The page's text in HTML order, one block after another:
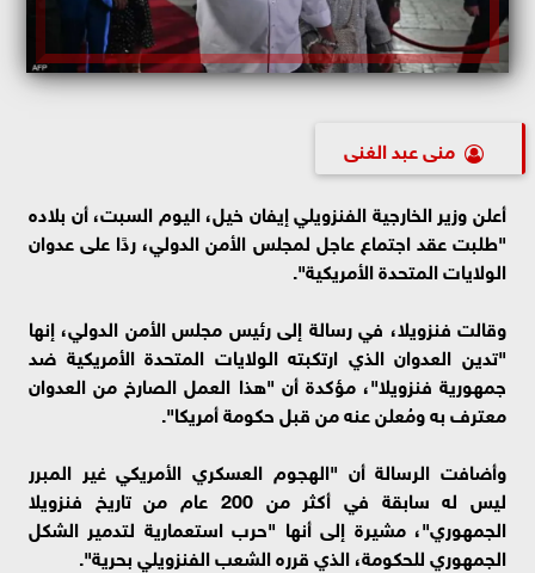
منى عبد الغنى
أعلن وزير الخارجية الفنزويلي إيفان خيل، اليوم السبت، أن بلاده
"طلبت عقد اجتماع عاجل لمجلس الأمن الدولي، ردًا على عدوان
الولايات المتحدة الأمريكية".
وقالت فنزويلا، في رسالة إلى رئيس مجلس الأمن الدولي، إنها
"تدين العدوان الذي ارتكبته الولايات المتحدة الأمريكية ضد
جمهورية فنزويلا"، مؤكدة أن "هذا العمل الصارخ من العدوان
معترف به ومُعلن عنه من قبل حكومة أمريكا".
وأضافت الرسالة أن "الهجوم العسكري الأمريكي غير المبرر
ليس له سابقة في أكثر من 200 عام من تاريخ فنزويلا
الجمهوري"، مشيرة إلى أنها "حرب استعمارية لتدمير الشكل
الجمهوري للحكومة، الذي قرره الشعب الفنزويلي بحرية".